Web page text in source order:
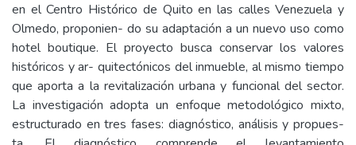
en el Centro Histórico de Quito en las calles Venezuela y
Olmedo, proponien- do su adaptación a un nuevo uso como
hotel boutique. El proyecto busca conservar los valores
históricos y ar- quitectónicos del inmueble, al mismo tiempo
que aporta a la revitalización urbana y funcional del sector.
La investigación adopta un enfoque metodológico mixto,
estructurado en tres fases: diagnóstico, análisis y propues-